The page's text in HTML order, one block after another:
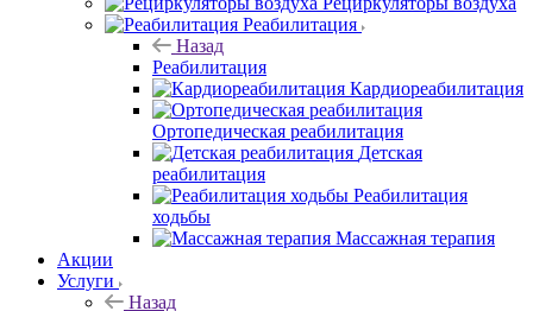
Реабилитация
Назад
Реабилитация
Кардиореабилитация
Ортопедическая реабилитация
Детская
реабилитация
Реабилитация
ходьбы
Массажная терапия
Акции
Услуги
Назад